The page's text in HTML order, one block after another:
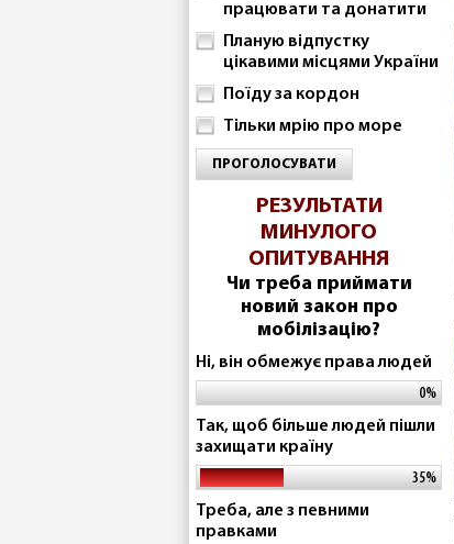
працювати та донатити
Планую відпустку
цікавими місцями України
Поїду за кордон
Тільки мрію про море
ПРОГОЛОСУВАТИ
РЕЗУЛЬТАТИ
МИНУЛОГО
ОПИТУВАННЯ
Чи треба приймати
новий закон про
мобілізацію?
Ні, він обмежує права людей
0%
Так, щоб більше людей пішли
захищати країну
35%
Треба, але з певними
правками